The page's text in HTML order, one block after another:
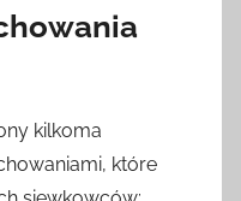
kilkoma
które